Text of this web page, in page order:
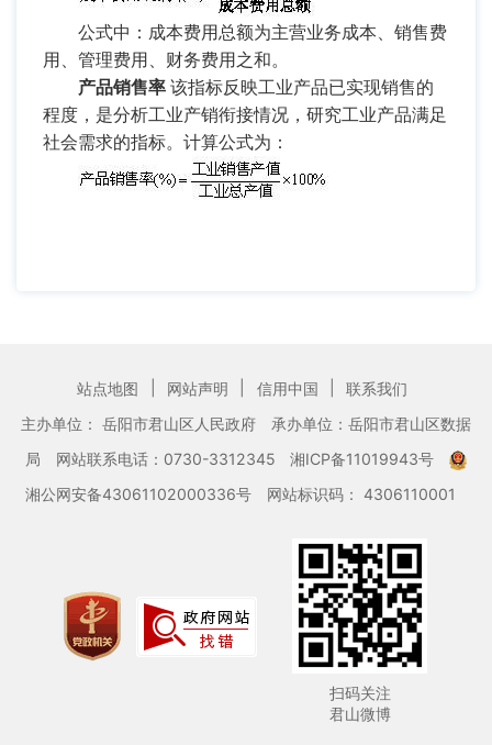
公式中：成本费用总额为主营业务成本、销售费
用、管理费用、财务费用之和。
产品销售率 该指标反映工业产品已实现销售的
程度，是分析工业产销衔接情况，研究工业产品满足
社会需求的指标。计算公式为：
站点地图 网站声明 信用中国
联系我们
主办单位： 岳阳市君山区人民政府
承办单位：岳阳市君山区数据
局
网站联系电话：0730-3312345
湘ICP备11019943号
湘公网安备43061102000336号
网站标识码： 4306110001
扫码关注
君山微博